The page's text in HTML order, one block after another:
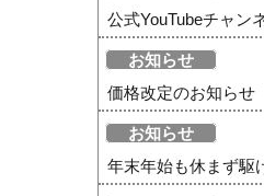
公式YouTubeチャン
お知らせ
価格改定のお知らせ
お知らせ
年末年始も休まず駆